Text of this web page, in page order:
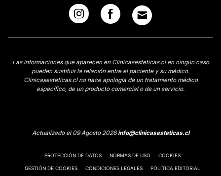
Las informaciones que aparecen en Clinicasesteticas.cl en ningún caso
pueden sustituir la relación entre el paciente y su médico.
Clinicasesteticas.cl no hace apología de un tratamiento médico
específico, de un producto comercial o de un servicio.
Actualizado el 09 Agosto 2026info@clinicasesteticas.cl
PROTECCIÓN DE DATOS NORMAS DE USO COOKIES
GESTIÓN DE COOKIES CONDICIONES LEGALES POLÍTICA EDITORIAL